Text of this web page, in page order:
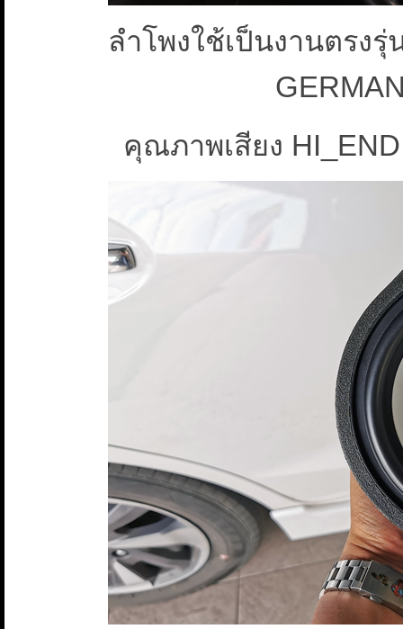
ลำโพงใช้เป็นงานตรง
คุณภาพเสียง